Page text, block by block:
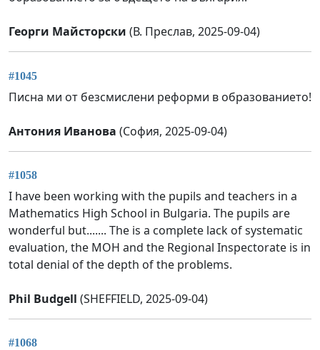
Георги Майсторски (В. Преслав, 2025-09-04)
#1045
Писна ми от безсмислени реформи в образованието!
Антония Иванова (София, 2025-09-04)
#1058
I have been working with the pupils and teachers in a
Mathematics High School in Bulgaria. The pupils are
wonderful but....... The is a complete lack of systematic
evaluation, the MOH and the Regional Inspectorate is in
total denial of the depth of the problems.
Phil Budgell (SHEFFIELD, 2025-09-04)
#1068